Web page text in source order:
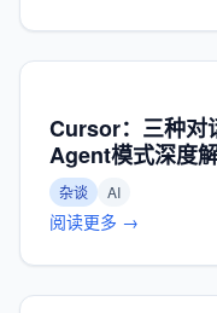
Cursor：三种对
Agent模式深度
杂谈 AI
阅读更多 →